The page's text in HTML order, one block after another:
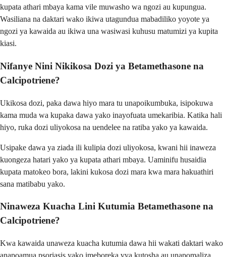
kupata athari mbaya kama vile muwasho wa ngozi au kupungua.
Wasiliana na daktari wako ikiwa utagundua mabadiliko yoyote ya
ngozi ya kawaida au ikiwa una wasiwasi kuhusu matumizi ya kupita
kiasi.
Nifanye Nini Nikikosa Dozi ya Betamethasone na
Calcipotriene?
Ukikosa dozi, paka dawa hiyo mara tu unapoikumbuka, isipokuwa
kama muda wa kupaka dawa yako inayofuata umekaribia. Katika hali
hiyo, ruka dozi uliyokosa na uendelee na ratiba yako ya kawaida.
Usipake dawa ya ziada ili kulipia dozi uliyokosa, kwani hii inaweza
kuongeza hatari yako ya kupata athari mbaya. Uaminifu husaidia
kupata matokeo bora, lakini kukosa dozi mara kwa mara hakuathiri
sana matibabu yako.
Ninaweza Kuacha Lini Kutumia Betamethasone na
Calcipotriene?
Kwa kawaida unaweza kuacha kutumia dawa hii wakati daktari wako
anapoamua psoriasis yako imeboreka vya kutosha au unapomaliza